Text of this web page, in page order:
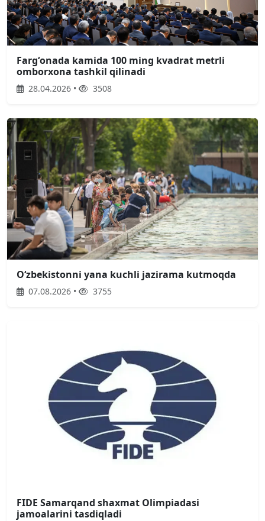
Fargʻonada kamida 100 ming kvadrat metrli
omborxona tashkil qilinadi
28.04.2026 • 3508
O‘zbekistonni yana kuchli jazirama kutmoqda
07.08.2026 • 3755
FIDE Samarqand shaxmat Olimpiadasi
jamoalarini tasdiqladi